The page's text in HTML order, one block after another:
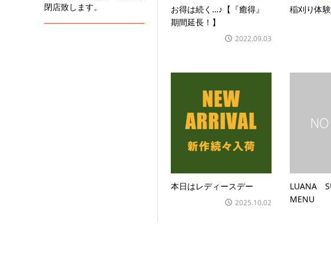
お得は続く…♪【『癒得』
期間延長！】
2022.09.03
稲刈り体
本日はレディースデー
2025.10.02
LUANA
MENU
閉店致します。